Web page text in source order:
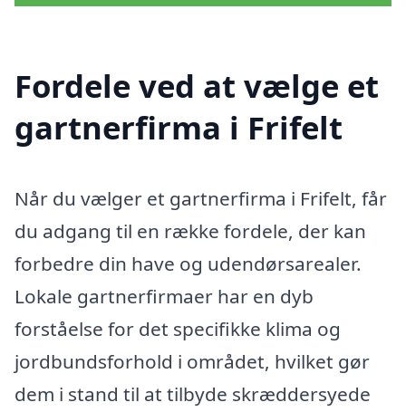
Fordele ved at vælge et
gartnerfirma i Frifelt
Når du vælger et gartnerfirma i Frifelt, får
du adgang til en række fordele, der kan
forbedre din have og udendørsarealer.
Lokale gartnerfirmaer har en dyb
forståelse for det specifikke klima og
jordbundsforhold i området, hvilket gør
dem i stand til at tilbyde skræddersyede